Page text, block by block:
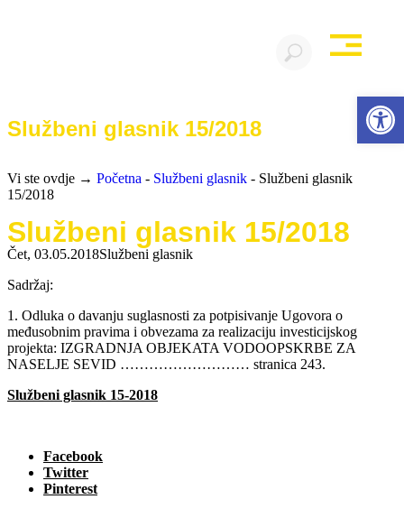
Službeni glasnik 15/2018
Vi ste ovdje → Početna - Službeni glasnik - Službeni glasnik
15/2018
Službeni glasnik 15/2018
Čet, 03.05.2018Službeni glasnik
Sadržaj:
1. Odluka o davanju suglasnosti za potpisivanje Ugovora o
međusobnim pravima i obvezama za realizaciju investicijskog
projekta: IZGRADNJA OBJEKATA VODOOPSKRBE ZA
NASELJE SEVID ……………………… stranica 243.
Službeni glasnik 15-2018
Facebook
Twitter
Pinterest